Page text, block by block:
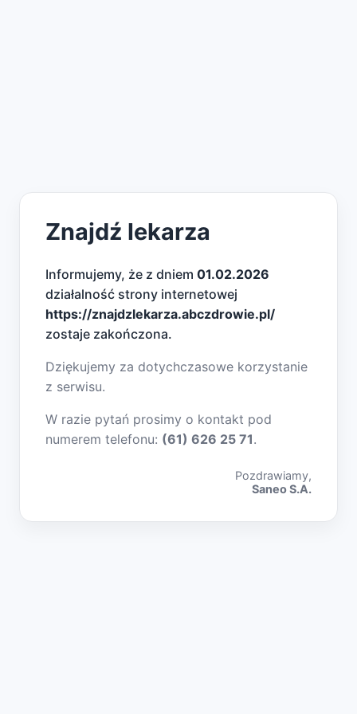
Znajdź lekarza
Informujemy, że z dniem 01.02.2026
działalność strony internetowej
https://znajdzlekarza.abczdrowie.pl/
zostaje zakończona.
Dziękujemy za dotychczasowe korzystanie
z serwisu.
W razie pytań prosimy o kontakt pod
numerem telefonu: (61) 626 25 71.
Pozdrawiamy,
Saneo S.A.